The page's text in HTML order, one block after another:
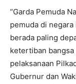
“Garda Pemuda
pemuda di
berada paling
ketertiban
pelaksanaan
Gubernur dan